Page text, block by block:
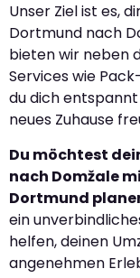
Unser Ziel ist es,
Dortmund nach
bieten wir neben
Services wie
du dich
neues Zuhause
Du möchtest
nach Domžale
Dortmund
ein
helfen, deinen
angenehmen